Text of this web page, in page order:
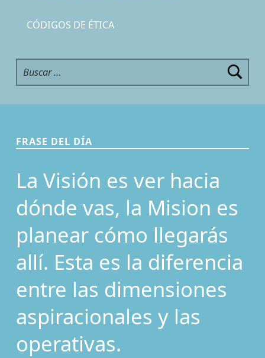
CÓDIGOS DE ÉTICA
Buscar:
FRASE DEL DÍA
La Visión es ver hacia
dónde vas, la Mision es
planear cómo llegarás
allí. Esta es la diferencia
entre las dimensiones
aspiracionales y las
operativas.